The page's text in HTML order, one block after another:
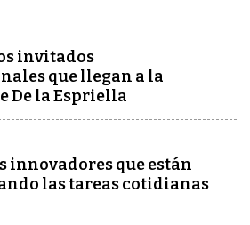
invitados
que llegan a la
De la Espriella
innovadores que están
las tareas cotidianas